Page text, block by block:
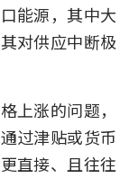
能源，其中大
对供应中断极
上涨的问题，
过津贴或货币
直接、且往往